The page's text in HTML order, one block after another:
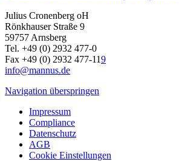
Julius Cronenberg oH
Rönkhauser Straße 9
59757 Arnsberg
Tel. +49 (0) 2932 477-0
Fax +49 (0) 2932 477-119
info@mannus.de
Navigation überspringen
Impressum
Compliance
Datenschutz
AGB
Cookie Einstellungen